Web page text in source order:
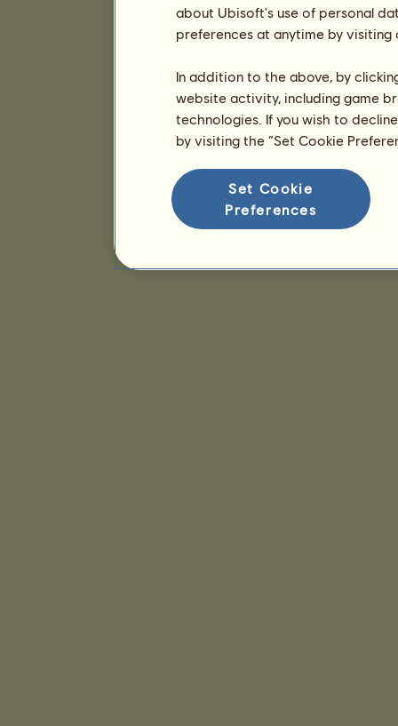
about Ubisoft's use of personal
preferences at anytime by
In addition to the above, by
website activity, including game
technologies. If you wish to
by visiting the “Set Cookie
Set Cookie
Preferences